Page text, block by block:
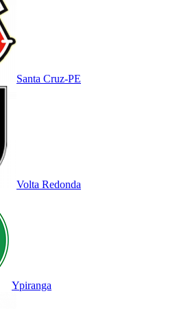
Santa Cruz-PE
Volta Redonda
Ypiranga